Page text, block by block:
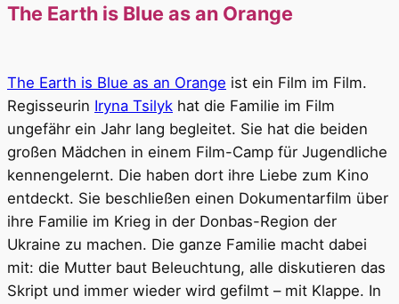
The Earth is Blue as an Orange
The Earth is Blue as an Orange ist ein Film im Film.
Regisseurin Iryna Tsilyk hat die Familie im Film
ungefähr ein Jahr lang begleitet. Sie hat die beiden
großen Mädchen in einem Film-Camp für Jugendliche
kennengelernt. Die haben dort ihre Liebe zum Kino
entdeckt. Sie beschließen einen Dokumentarfilm über
ihre Familie im Krieg in der Donbas-Region der
Ukraine zu machen. Die ganze Familie macht dabei
mit: die Mutter baut Beleuchtung, alle diskutieren das
Skript und immer wieder wird gefilmt – mit Klappe. In